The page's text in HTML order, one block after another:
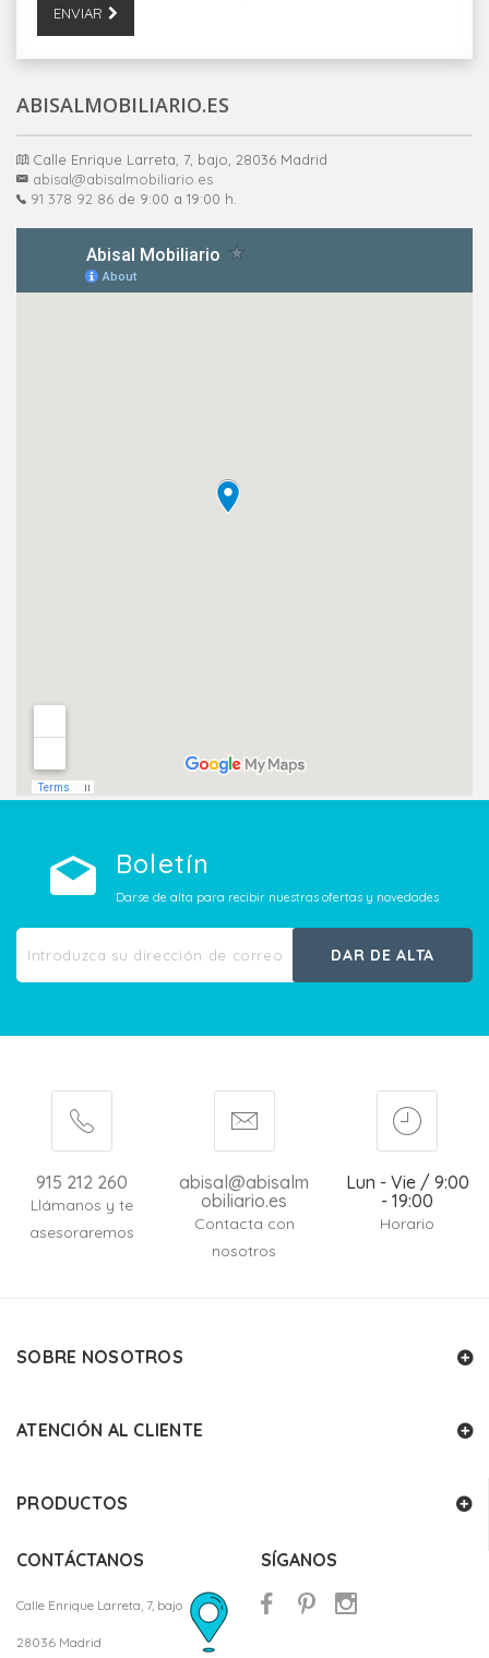
ENVIAR
ABISALMOBILIARIO.ES
Calle Enrique Larreta, 7, bajo, 28036 Madrid
abisal@abisalmobiliario.es
91 378 92 86 de 9:00 a 19:00 h.
Boletín
Darse de alta para recibir nuestras ofertas y novedades
DAR DE ALTA
915 212 260
Llámanos y te
asesoraremos
abisal@abisalm
obiliario.es
Contacta con
nosotros
Lun - Vie / 9:00
- 19:00
Horario
SOBRE NOSOTROS
ATENCIÓN AL CLIENTE
PRODUCTOS
CONTÁCTANOS
Calle Enrique Larreta, 7, bajo
28036 Madrid
SÍGANOS